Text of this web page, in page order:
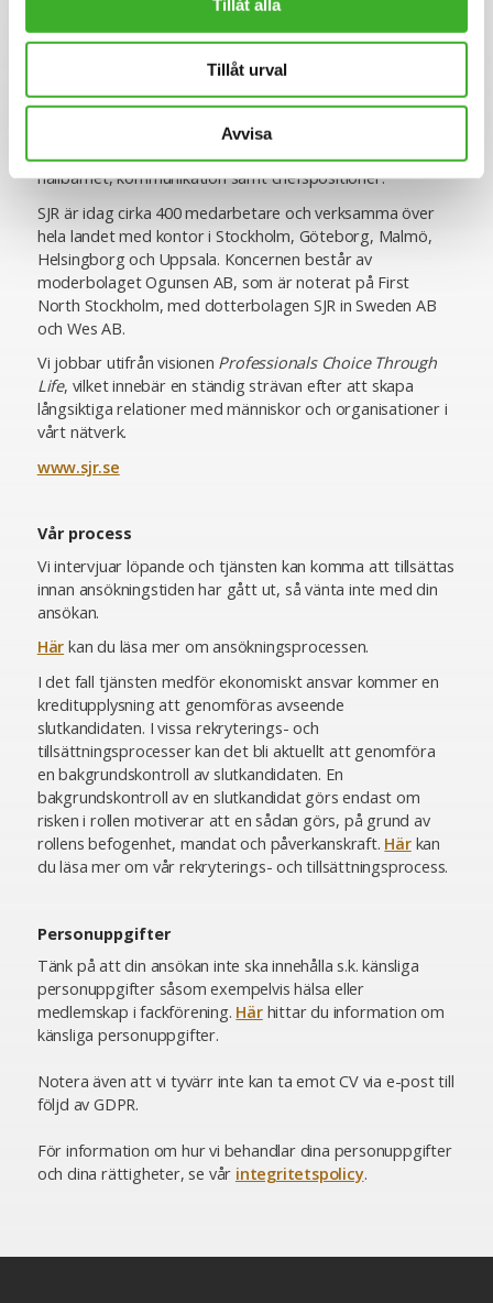
Tillåt alla
Tillåt urval
Avvisa
inom rekrytering och konsultlösningar. Ända sedan starten
1993 har vi varit specialiserade inom såväl
personlighetsbedömning som de områden vi rekryterar
krav matcha rätt kompetens med rätt uppdragsgivare. Vi
erbjuder specialistkompetens inom ekonomi och finans,
HR och lön, inköp och logistik, IT, juridik och compliance,
hållbarhet, kommunikation samt chefspositioner.
SJR är idag cirka 400 medarbetare och verksamma över
hela landet med kontor i Stockholm, Göteborg, Malmö,
Helsingborg och Uppsala. Koncernen består av
moderbolaget Ogunsen AB, som är noterat på First
North Stockholm, med dotterbolagen SJR in Sweden AB
och Wes AB.
Vi jobbar utifrån visionen Professionals Choice Through
Life, vilket innebär en ständig strävan efter att skapa
långsiktiga relationer med människor och organisationer i
vårt nätverk.
www.sjr.se
Vår process
Vi intervjuar löpande och tjänsten kan komma att tillsättas
innan ansökningstiden har gått ut, så vänta inte med din
ansökan.
Här kan du läsa mer om ansökningsprocessen.
I det fall tjänsten medför ekonomiskt ansvar kommer en
kreditupplysning att genomföras avseende
slutkandidaten. I vissa rekryterings- och
tillsättningsprocesser kan det bli aktuellt att genomföra
en bakgrundskontroll av slutkandidaten. En
bakgrundskontroll av en slutkandidat görs endast om
risken i rollen motiverar att en sådan görs, på grund av
rollens befogenhet, mandat och påverkanskraft. Härkan
du läsa mer om vår rekryterings- och tillsättningsprocess.
Personuppgifter
Tänk på att din ansökan inte ska innehålla s.k. känsliga
personuppgifter såsom exempelvis hälsa eller
medlemskap i fackförening. Härhittar du information om
känsliga personuppgifter.
Notera även att vi tyvärr inte kan ta emot CV via e-post till
följd av GDPR.
För information om hur vi behandlar dina personuppgifter
och dina rättigheter, se vår integritetspolicy.